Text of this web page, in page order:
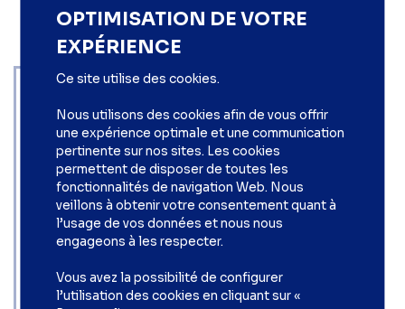
Formations sur-mesure pour
développer les compétences de
vos équipes
VOIR
Formation “Prévenir et gérer les risques
psychosociaux (RPS)”
VOIR
2 jours
Formation “Écologie de soi, santé du
manager et du dirigeant”
OPTIMISATION DE VOTRE
EXPÉRIENCE
Ce site utilise des cookies.
Nous utilisons des cookies afin de vous offrir
une expérience optimale et une communication
pertinente sur nos sites. Les cookies
permettent de disposer de toutes les
fonctionnalités de navigation Web. Nous
veillons à obtenir votre consentement quant à
l’usage de vos données et nous nous
engageons à les respecter.
Vous avez la possibilité de configurer
l’utilisation des cookies en cliquant sur «